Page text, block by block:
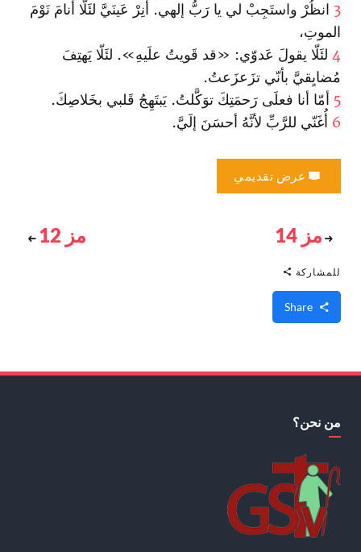
3 انظُرْ واستَجِبْ لي يا رَبُّ إلهي. أنِرْ عَينَيَّ لئَلّا أنامَ نَوْمَ
الموتِ،
4 لئَلّا يقولَ عَدوّي: «قد قَويتُ علَيهِ». لئَلّا يَهتِفَ
مُضايِقيَّ بأنّي تزَعزَعتُ.
5 أمّا أنا فعلَى رَحمَتِكَ توَكَّلتُ. يَبتَهِجُ قَلبي بخَلاصِكَ.
6 أُغَنّي للرَّبِّ لأنَّهُ أحسَنَ إلَيَّ.
عرض تقديمي
مز 14 مز 12
للمشاركة
من نحن؟